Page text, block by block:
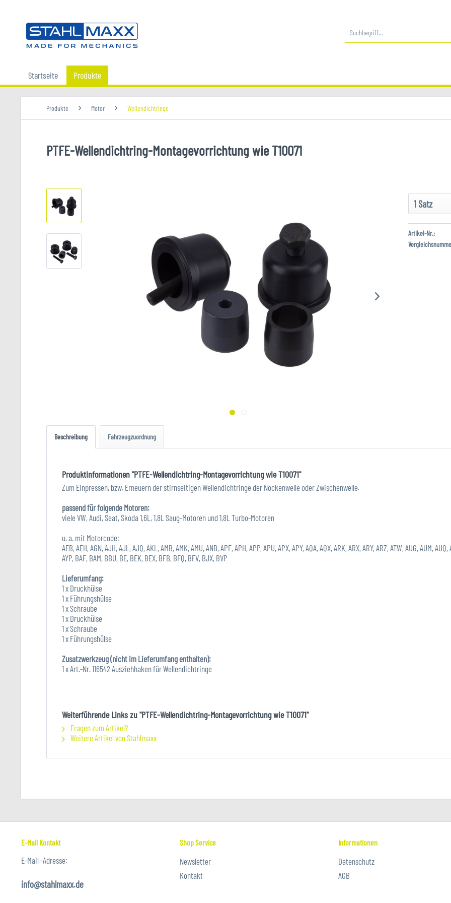
Startseite Produkte
Produkte Motor Wellendichtringe
PTFE-Wellendichtring-Montagevorrichtung wie T10071
Artikel-Nr.:
Beschreibung Fahrzeugzuordnung
Produktinformationen "PTFE-Wellendichtring-Montagevorrichtung wie T10071"
Zum Einpressen, bzw. Erneuern der stirnseitigen Wellendichtringe der Nockenwelle oder Zwischenwelle.
passend für folgende Motoren:
viele VW, Audi, Seat, Skoda 1,6L, 1,8L Saug-Motoren und 1,8L Turbo-Motoren
u. a. mit Motorcode:
AEB, AEH, AGN, AJH, AJL, AJQ, AKL, AMB, AMK, AMU, ANB, APF, APH, APP, APU, APX, APY, AQA, AQX, ARK, ARX, ARY, ARZ, ATW, AUG, AUM, AUQ,
AYP, BAF, BAM, BBU, BE, BEK, BEX, BFB, BFQ, BFV, BJX, BVP
Lieferumfang:
1 x Druckhülse
1 x Führungshülse
1 x Schraube
1 x Druckhülse
1 x Schraube
1 x Führungshülse
Zusatzwerkzeug (nicht im Lieferumfang enthalten):
1 x Art.-Nr. 116542 Ausziehhaken für Wellendichtringe
Weiterführende Links zu "PTFE-Wellendichtring-Montagevorrichtung wie T10071"
Fragen zum Artikel?
Weitere Artikel von Stahlmaxx
E-Mail Kontakt
E-Mail -Adresse:
info@stahlmaxx.de
Shop Service
Newsletter
Kontakt
Informationen
Datenschutz
AGB